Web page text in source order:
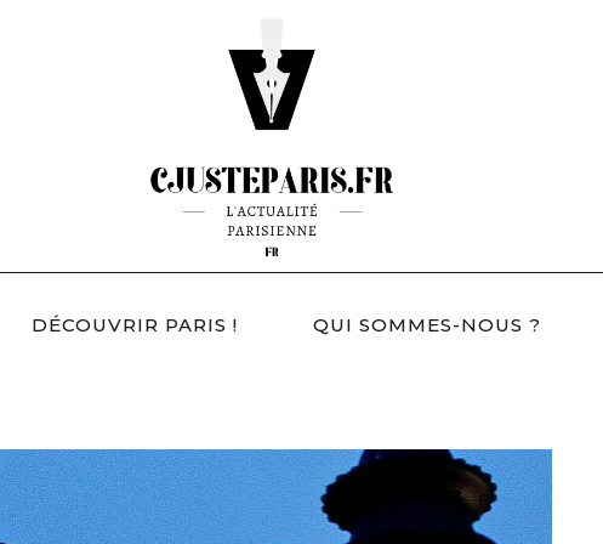
DÉCOUVRIR PARIS ! QUI SOMMES-NOUS ?